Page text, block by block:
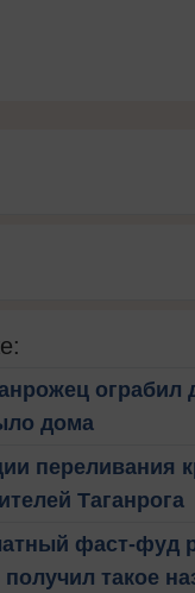
ограбил
дома
переливания
Таганрога
фаст-фуд
такое